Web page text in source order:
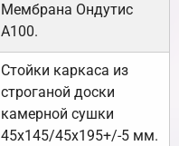
Мембрана Ондутис
А100.
Стойки каркаса из
строганой доски
камерной сушки
45х145/45х195+/-5 мм.